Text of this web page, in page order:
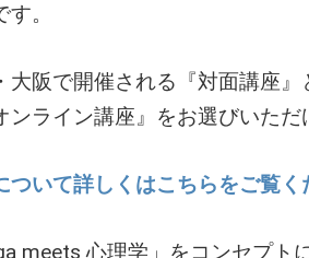
。
大阪で開催される『対面講座
ンライン講座』をお選びいただ
ついて詳しくはこちらをご覧く
meets 心理学」をコンセプト